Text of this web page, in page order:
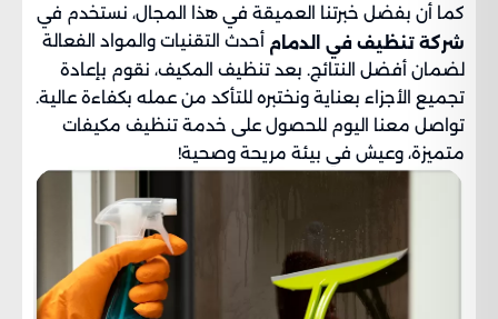
كما أن بفضل خبرتنا العميقة في هذا المجال، نستخدم في
شركة تنظيف في الدمام أحدث التقنيات والمواد الفعالة
لضمان أفضل النتائج. بعد تنظيف المكيف، نقوم بإعادة
تجميع الأجزاء بعناية ونختبره للتأكد من عمله بكفاءة عالية.
تواصل معنا اليوم للحصول على خدمة تنظيف مكيفات
متميزة، وعيش في بيئة مريحة وصحية!